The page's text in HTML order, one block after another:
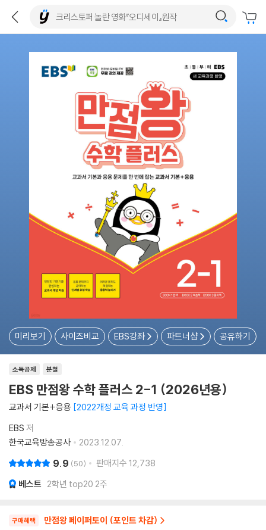
미리보기 사이즈비교 EBS강좌 파트너샵 공유하기
소득공제 분철
EBS 만점왕 수학 플러스 2-1 (2026년용)
교과서 기본+응용 2022개정 교육 과정 반영
EBS 저
한국교육방송공사
2023.12.07.
9.9 50 판매지수 12,738
베스트 2학년 top20 2주
구매혜택 만점왕 페이퍼토이 (포인트 차감)